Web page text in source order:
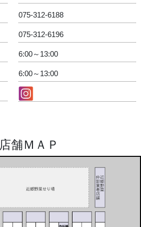
075-312-6188
075-312-6196
6:00～13:00
6:00～13:00
店舗ＭＡＰ